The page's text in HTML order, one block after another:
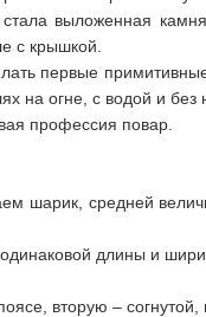
стала выложенная
с крышкой.
первые
на огне, с водой и
профессия повар.
шарик, средней
длины и
вторую –